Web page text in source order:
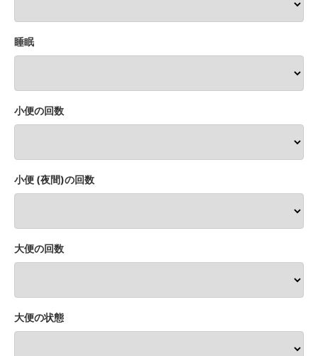
睡眠
小便の回数
小便 (夜間)の回数
大便の回数
大便の状態